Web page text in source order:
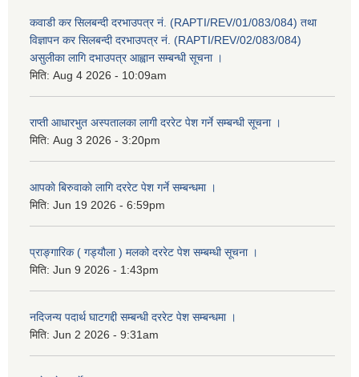
कवाडी कर सिलबन्दी दरभाउपत्र नं. (RAPTI/REV/01/083/084) तथा
विज्ञापन कर सिलबन्दी दरभाउपत्र नं. (RAPTI/REV/02/083/084)
असुलीका लागि दभाउपत्र आह्वान सम्बन्धी सूचना ।
मिति: Aug 4 2026 - 10:09am
राप्ती आधारभुत अस्पतालका लागी दररेट पेश गर्ने सम्बन्धी सूचना ।
मिति: Aug 3 2026 - 3:20pm
आपकाे बिरुवाकाे लागि दररेट पेश गर्ने सम्बन्धमा ।
मिति: Jun 19 2026 - 6:59pm
प्राङ्गारिक ( गड्यौला ) मलको दररेट पेश सम्बम्धी सूचना ।
मिति: Jun 9 2026 - 1:43pm
नदिजन्य पदार्थ घाटगद्दी सम्बन्धी दररेट पेश सम्बन्धमा ।
मिति: Jun 2 2026 - 9:31am